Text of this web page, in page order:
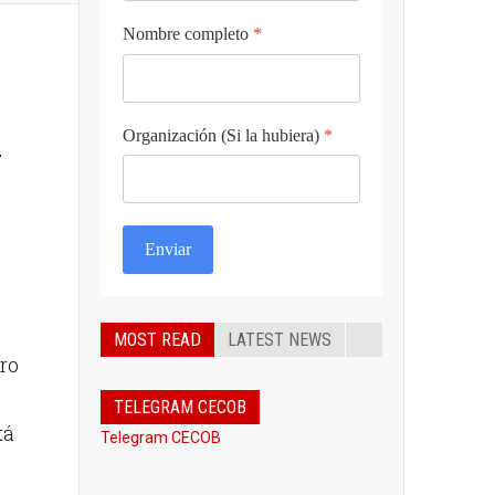
Nombre completo *
Organización (Si la hubiera) *
Enviar
MOST READ LATEST NEWS
TELEGRAM CECOB
Telegram CECOB